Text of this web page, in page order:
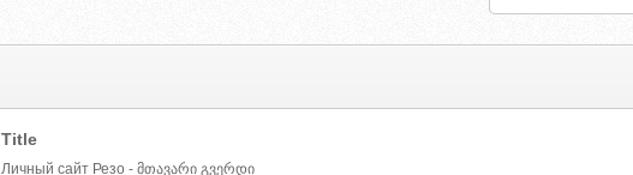
Title
Личный сайт Резо - მთავარი გვერდი